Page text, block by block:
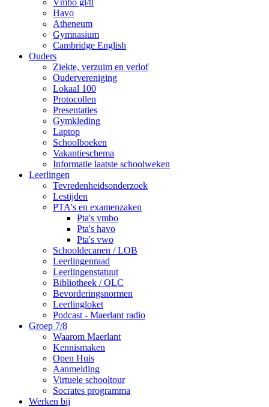
Vmbo gl/tl
Havo
Atheneum
Gymnasium
Cambridge English
Ouders
Ziekte, verzuim en verlof
Oudervereniging
Lokaal 100
Protocollen
Presentaties
Gymkleding
Laptop
Schoolboeken
Vakantieschema
Informatie laatste schoolweken
Leerlingen
Tevredenheidsonderzoek
Lestijden
PTA's en examenzaken
Pta's vmbo
Pta's havo
Pta's vwo
Schooldecanen / LOB
Leerlingenraad
Leerlingenstatuut
Bibliotheek / OLC
Bevorderingsnormen
Leerlingloket
Podcast - Maerlant radio
Groep 7/8
Waarom Maerlant
Kennismaken
Open Huis
Aanmelding
Virtuele schooltour
Socrates programma
Werken bij